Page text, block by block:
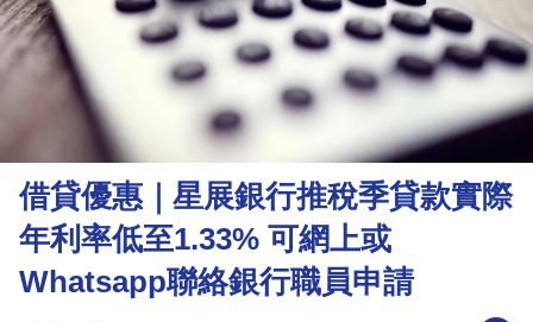
投
資
樓
理
商
業
借貸優惠｜星展銀行推稅季貸款實際
年利率低至1.33% 可網上或
Whatsapp聯絡銀行職員申請